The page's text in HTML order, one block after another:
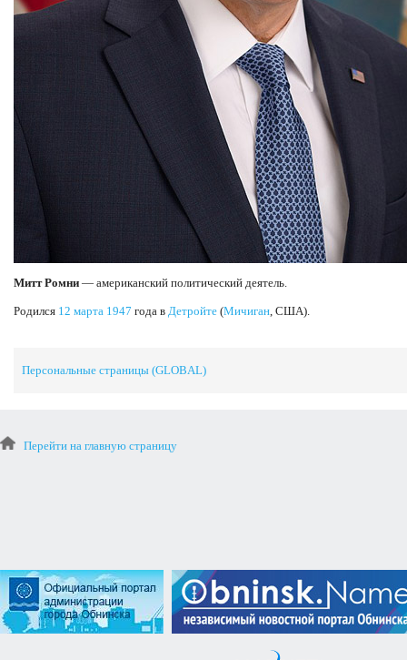
Митт Ромни — американский политический деятель.
Родился 12 марта 1947 года в Детройте (Мичиган, США).
Персональные страницы (GLOBAL)
Перейти на главную страницу